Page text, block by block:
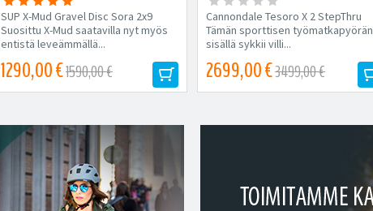
SUP X-Mud Gravel Disc Sora 2x9
Suosittu X-Mud saatavilla nyt myös
entistä leveämmällä...
1290,00 €1590,00 €
Cannondale Tesoro X 2 StepThru
Tämän sporttisen työmatkapyörän
sisällä sykkii villi...
2699,00 €3499,00 €